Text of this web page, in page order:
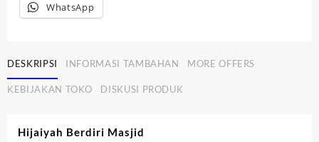
WhatsApp
DESKRIPSI INFORMASI TAMBAHAN MORE OFFERS
KEBIJAKAN TOKO DISKUSI PRODUK
Hijaiyah Berdiri Masjid